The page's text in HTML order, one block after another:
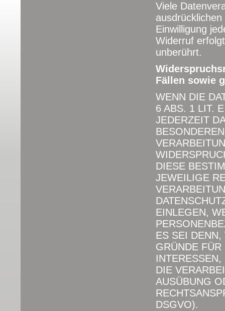
Viele
Einwilligung
Widerruf
unberührt.
Fällen sowie
WENN DIE
6 ABS. 1 LIT.
JEDERZEIT
DIESE
JEWEILIGE
EINLEGEN,
ES SEI
GRÜNDE
DIE
AUSÜBUNG
DSGVO).